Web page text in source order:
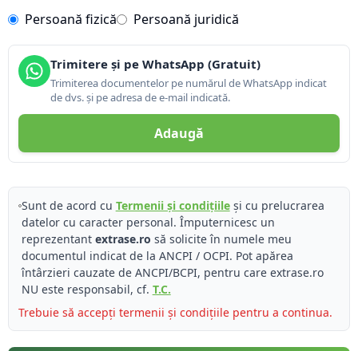
Persoană fizică
Persoană juridică
Trimitere și pe WhatsApp (Gratuit)
Trimiterea documentelor pe numărul de WhatsApp indicat
de dvs. și pe adresa de e-mail indicată.
Adaugă
Sunt de acord cu Termenii și condițiileși cu prelucrarea
datelor cu caracter personal. Împuternicesc un
reprezentant extrase.ro să solicite în numele meu
documentul indicat de la ANCPI / OCPI. Pot apărea
întârzieri cauzate de ANCPI/BCPI, pentru care extrase.ro
NU este responsabil, cf. T.C.
Trebuie să accepți termenii și condițiile pentru a continua.